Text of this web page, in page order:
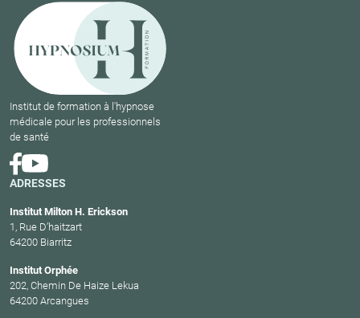
Institut de formation à l'hypnose
médicale pour les professionnels
de santé
ADRESSES
Institut Milton H. Erickson
1, Rue D’haitzart
64200 Biarritz
Institut Orphée
202, Chemin De Haize Lekua
64200 Arcangues